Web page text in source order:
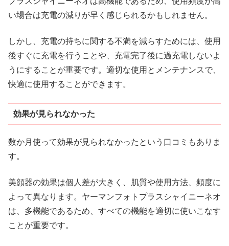
い場合は充電の減りが早く感じられるかもしれません。
しかし、充電の持ちに関する不満を減らすためには、使用
後すぐに充電を行うことや、充電完了後に過充電しないよ
うにすることが重要です。適切な使用とメンテナンスで、
快適に使用することができます。
効果が見られなかった
数か月使って効果が見られなかったという口コミもありま
す。
美顔器の効果は個人差が大きく、肌質や使用方法、頻度に
よって異なります。ヤーマンフォトプラスシャイニーネオ
は、多機能であるため、すべての機能を適切に使いこなす
ことが重要です。